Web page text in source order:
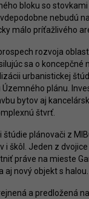
bloku so
nebudú
málo príťažlivého
rozvoja
sa o koncepčné
urbanistickej
plánu.
bytov aj
štvrť.
štúdie plánovači z
i škôl. Jeden z
práve na mieste
aj nový objekt s halou.
a predložená